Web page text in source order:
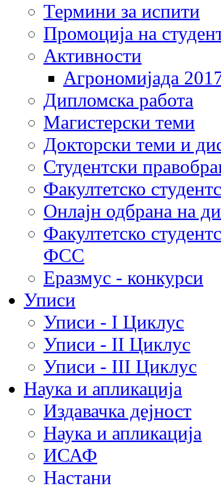
Термини за испити
Промоција на
Активности
Агрономијада
Дипломска работа
Магистерски теми
Докторски теми и
Студентски
Факултетско
Онлајн одбрана на
Факултетско
ФСС
Еразмус - конкурси
Уписи
Уписи - I Циклус
Уписи - II Циклус
Уписи - III Циклус
Наука и апликација
Издавачка дејност
Наука и апликација
ИСАФ
Настани